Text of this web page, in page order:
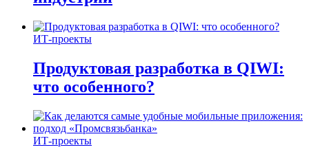
ИТ-проекты
Продуктовая разработка в QIWI:
что особенного?
ИТ-проекты